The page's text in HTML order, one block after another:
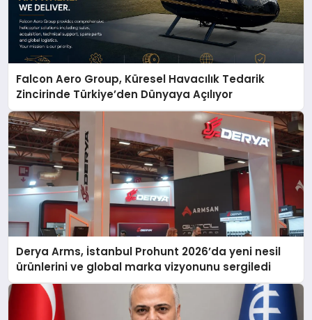
Falcon Aero Group, Küresel Havacılık Tedarik
Zincirinde Türkiye’den Dünyaya Açılıyor
Derya Arms, İstanbul Prohunt 2026’da yeni nesil
ürünlerini ve global marka vizyonunu sergiledi